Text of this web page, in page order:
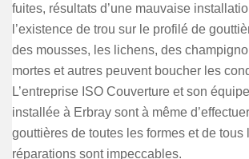
fuites, résultats d’une mauvaise
l’existence de trou sur le profilé de
des mousses, les lichens, des
mortes et autres peuvent boucher les
L’entreprise ISO Couverture et son
installée à Erbray sont à même
gouttières de toutes les formes et de tous
réparations sont impeccables.